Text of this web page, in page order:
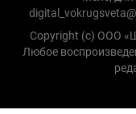
Copyright (с) ООО
Любое